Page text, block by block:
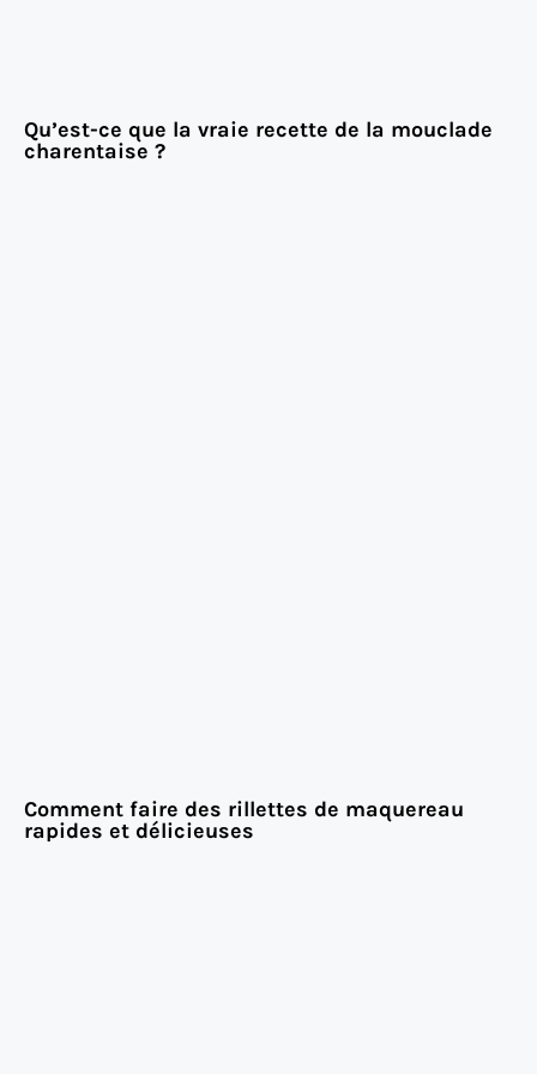
Qu’est-ce que la vraie recette de la mouclade
charentaise ?
Comment faire des rillettes de maquereau
rapides et délicieuses